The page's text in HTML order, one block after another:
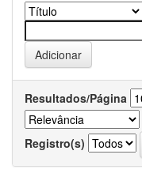
Resultados/Página
Registro(s)